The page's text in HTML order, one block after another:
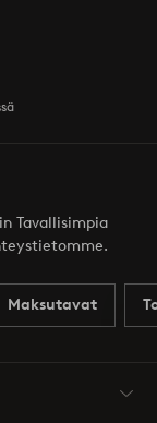
Tavallisimpia
Maksutavat